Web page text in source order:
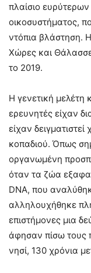
πλαίσιο
οικοσυστήματος,
ντόπια βλάστηση. Η
Χώρες και
το 2019.
Η γενετική μελέτη
ερευνητές είχαν
είχαν
κοπαδιού. Όπως
οργανωμένη
όταν τα ζώα
DNA, που
αλληλουχήθηκε
επιστήμονες μια
άφησαν πίσω τους
νησί, 130 χρόνια